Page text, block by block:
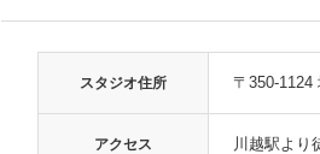
スタジオ住所 〒350-1124
アクセス 川越駅より